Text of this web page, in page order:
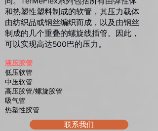
和热塑性塑料制成的软管，其压力载体
由纺织品或钢丝编织而成，以及由钢丝
制成的几个重叠的螺旋线插管。因此，
可以实现高达500巴的压力。
液压胶管
低压软管
中压软管
高压胶管/螺旋胶管
吸气管
热塑性胶管
联系我们